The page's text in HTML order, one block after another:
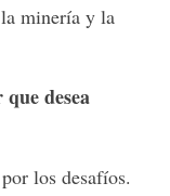
minería y la
desea
los desafíos.